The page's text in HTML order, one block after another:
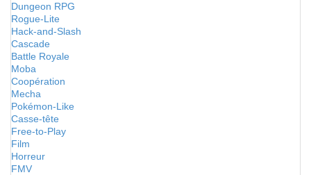
Dungeon RPG
Rogue-Lite
Hack-and-Slash
Cascade
Battle Royale
Moba
Coopération
Mecha
Pokémon-Like
Casse-tête
Free-to-Play
Film
Horreur
FMV